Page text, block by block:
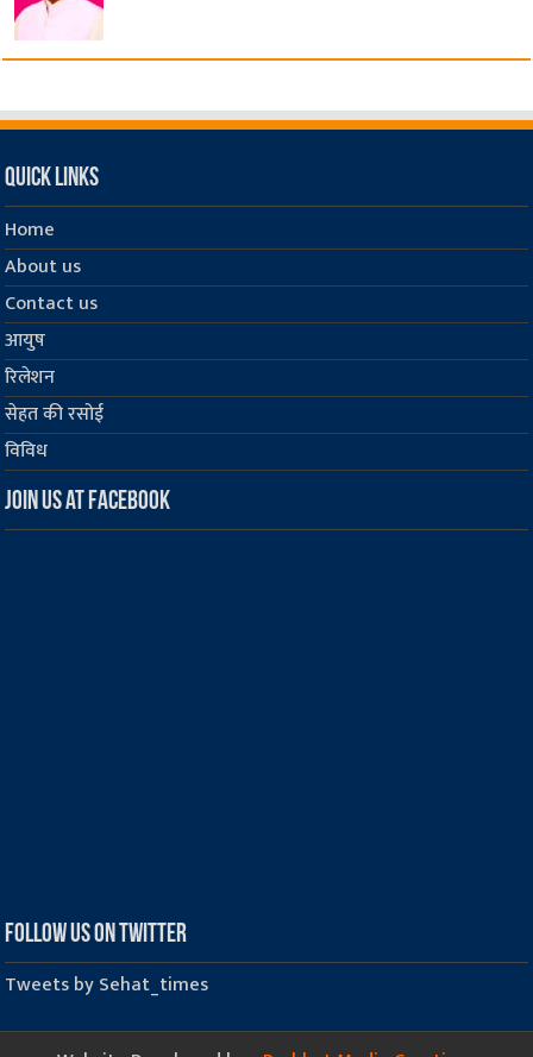
Quick Links
Home
About us
Contact us
आयुष
रिलेशन
सेहत की रसोई
विविध
Join us at Facebook
Follow us on Twitter
Tweets by Sehat_times